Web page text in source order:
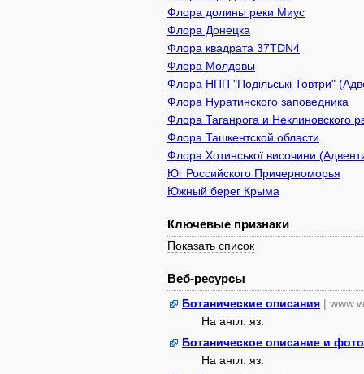
Флора долины реки Миус
Флора Донецка
Флора квадрата 37TDN4
Флора Молдовы
Флора НПП "Подільські Товтри"
Флора Нуратинского заповедника
Флора Таганрога и Неклиновского
Флора Ташкентской области
Флора Хотинської височини
Юг Российского Причерноморья
Южный берег Крыма
Ключевые признаки
Показать список
Веб-ресурсы
Ботанические описания |
На англ. яз.
Ботаническое описание и фото
На англ. яз.